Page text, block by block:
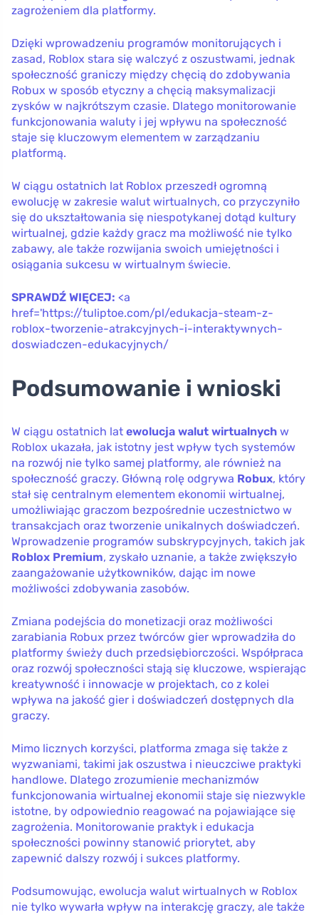
zagrożeniem dla platformy.
Dzięki wprowadzeniu programów monitorujących i
zasad, Roblox stara się walczyć z oszustwami, jednak
społeczność graniczy między chęcią do zdobywania
Robux w sposób etyczny a chęcią maksymalizacji
zysków w najkrótszym czasie. Dlatego monitorowanie
funkcjonowania waluty i jej wpływu na społeczność
staje się kluczowym elementem w zarządzaniu
platformą.
W ciągu ostatnich lat Roblox przeszedł ogromną
ewolucję w zakresie walut wirtualnych, co przyczyniło
się do ukształtowania się niespotykanej dotąd kultury
wirtualnej, gdzie każdy gracz ma możliwość nie tylko
zabawy, ale także rozwijania swoich umiejętności i
osiągania sukcesu w wirtualnym świecie.
SPRAWDŹ WIĘCEJ: <a
href='https://tuliptoe.com/pl/edukacja-steam-z-
roblox-tworzenie-atrakcyjnych-i-interaktywnych-
doswiadczen-edukacyjnych/
Podsumowanie i wnioski
W ciągu ostatnich lat ewolucja walut wirtualnych w
Roblox ukazała, jak istotny jest wpływ tych systemów
na rozwój nie tylko samej platformy, ale również na
społeczność graczy. Główną rolę odgrywa Robux, który
stał się centralnym elementem ekonomii wirtualnej,
umożliwiając graczom bezpośrednie uczestnictwo w
transakcjach oraz tworzenie unikalnych doświadczeń.
Wprowadzenie programów subskrypcyjnych, takich jak
Roblox Premium, zyskało uznanie, a także zwiększyło
zaangażowanie użytkowników, dając im nowe
możliwości zdobywania zasobów.
Zmiana podejścia do monetizacji oraz możliwości
zarabiania Robux przez twórców gier wprowadziła do
platformy świeży duch przedsiębiorczości. Współpraca
oraz rozwój społeczności stają się kluczowe, wspierając
kreatywność i innowacje w projektach, co z kolei
wpływa na jakość gier i doświadczeń dostępnych dla
graczy.
Mimo licznych korzyści, platforma zmaga się także z
wyzwaniami, takimi jak oszustwa i nieuczciwe praktyki
handlowe. Dlatego zrozumienie mechanizmów
funkcjonowania wirtualnej ekonomii staje się niezwykle
istotne, by odpowiednio reagować na pojawiające się
zagrożenia. Monitorowanie praktyk i edukacja
społeczności powinny stanowić priorytet, aby
zapewnić dalszy rozwój i sukces platformy.
Podsumowując, ewolucja walut wirtualnych w Roblox
nie tylko wywarła wpływ na interakcję graczy, ale także